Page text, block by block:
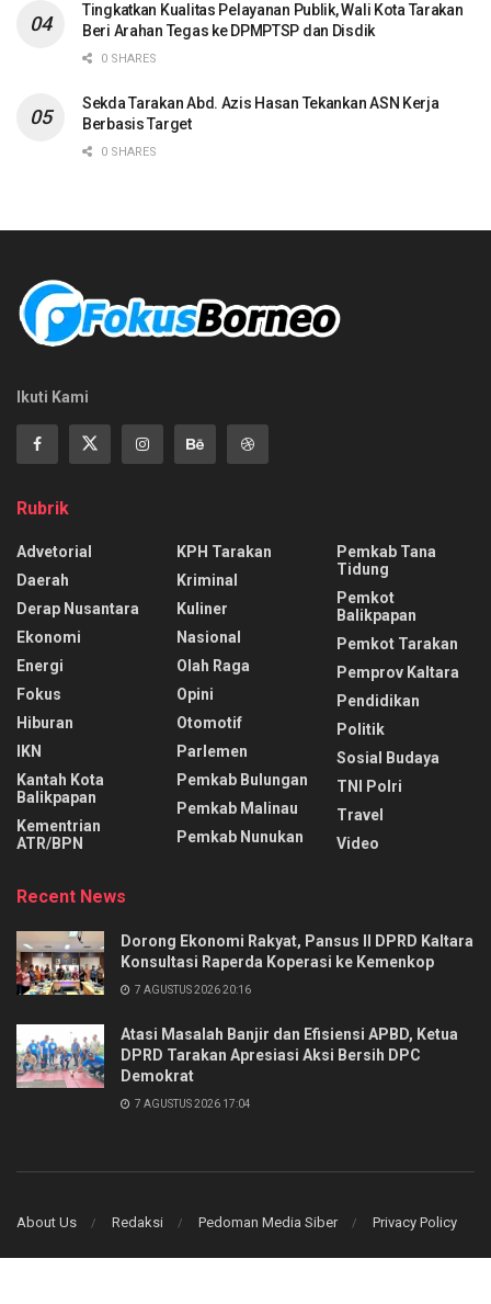
Tingkatkan Kualitas Pelayanan Publik, Wali Kota Tarakan
Beri Arahan Tegas ke DPMPTSP dan Disdik
0 SHARES
Sekda Tarakan Abd. Azis Hasan Tekankan ASN Kerja
Berbasis Target
0 SHARES
Ikuti Kami
Rubrik
Advetorial
Daerah
Derap Nusantara
Ekonomi
Energi
Fokus
Hiburan
IKN
Kantah Kota
Balikpapan
Kementrian
ATR/BPN
KPH Tarakan
Kriminal
Kuliner
Nasional
Olah Raga
Opini
Otomotif
Parlemen
Pemkab Bulungan
Pemkab Malinau
Pemkab Nunukan
Pemkab Tana
Tidung
Pemkot
Balikpapan
Pemkot Tarakan
Pemprov Kaltara
Pendidikan
Politik
Sosial Budaya
TNI Polri
Travel
Video
Recent News
Dorong Ekonomi Rakyat, Pansus II DPRD Kaltara
Konsultasi Raperda Koperasi ke Kemenkop
7 AGUSTUS 2026 20:16
Atasi Masalah Banjir dan Efisiensi APBD, Ketua
DPRD Tarakan Apresiasi Aksi Bersih DPC
Demokrat
7 AGUSTUS 2026 17:04
About Us Redaksi Pedoman Media Siber Privacy Policy